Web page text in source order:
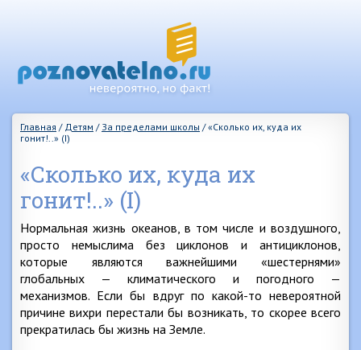
Главная / Детям / За пределами школы /«Сколько их, куда их
гонит!..» (I)
«Сколько их, куда их
гонит!..» (I)
Нормальная жизнь океанов, в том числе и воздушного,
просто немыслима без циклонов и антициклонов,
которые являются важнейшими «шестернями»
глобальных — климатического и погодного —
механизмов. Если бы вдруг по какой-то невероятной
причине вихри перестали бы возникать, то скорее всего
прекратилась бы жизнь на Земле.